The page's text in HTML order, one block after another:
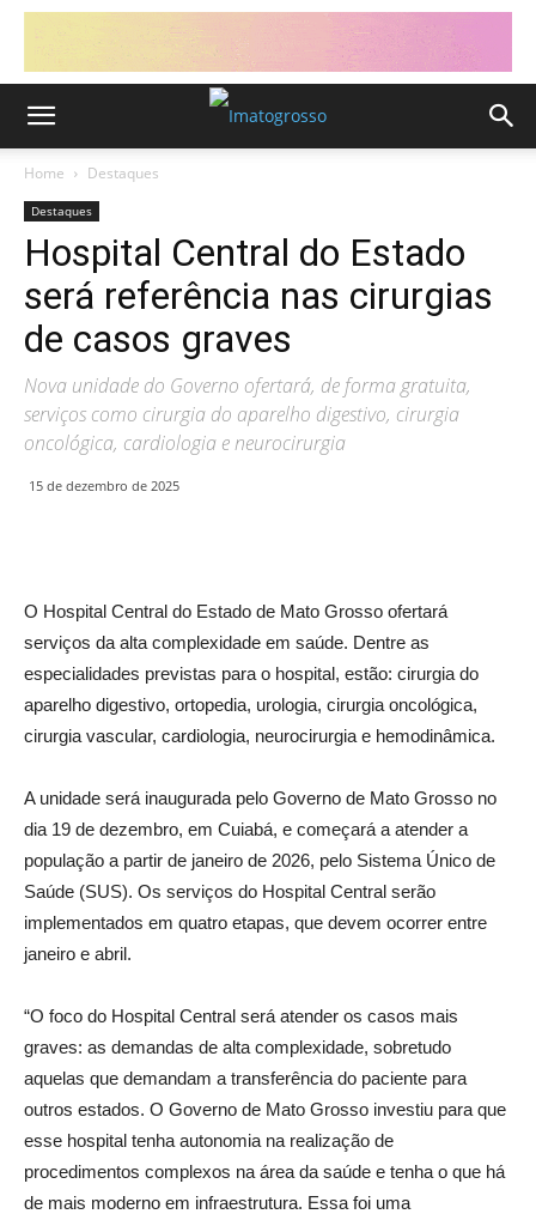
Home Destaques
Destaques
Hospital Central do Estado
será referência nas cirurgias
de casos graves
Nova unidade do Governo ofertará, de forma gratuita,
serviços como cirurgia do aparelho digestivo, cirurgia
oncológica, cardiologia e neurocirurgia
15 de dezembro de 2025
O Hospital Central do Estado de Mato Grosso ofertará
serviços da alta complexidade em saúde. Dentre as
especialidades previstas para o hospital, estão: cirurgia do
aparelho digestivo, ortopedia, urologia, cirurgia oncológica,
cirurgia vascular, cardiologia, neurocirurgia e hemodinâmica.
A unidade será inaugurada pelo Governo de Mato Grosso no
dia 19 de dezembro, em Cuiabá, e começará a atender a
população a partir de janeiro de 2026, pelo Sistema Único de
Saúde (SUS). Os serviços do Hospital Central serão
implementados em quatro etapas, que devem ocorrer entre
janeiro e abril.
“O foco do Hospital Central será atender os casos mais
graves: as demandas de alta complexidade, sobretudo
aquelas que demandam a transferência do paciente para
outros estados. O Governo de Mato Grosso investiu para que
esse hospital tenha autonomia na realização de
procedimentos complexos na área da saúde e tenha o que há
de mais moderno em infraestrutura. Essa foi uma